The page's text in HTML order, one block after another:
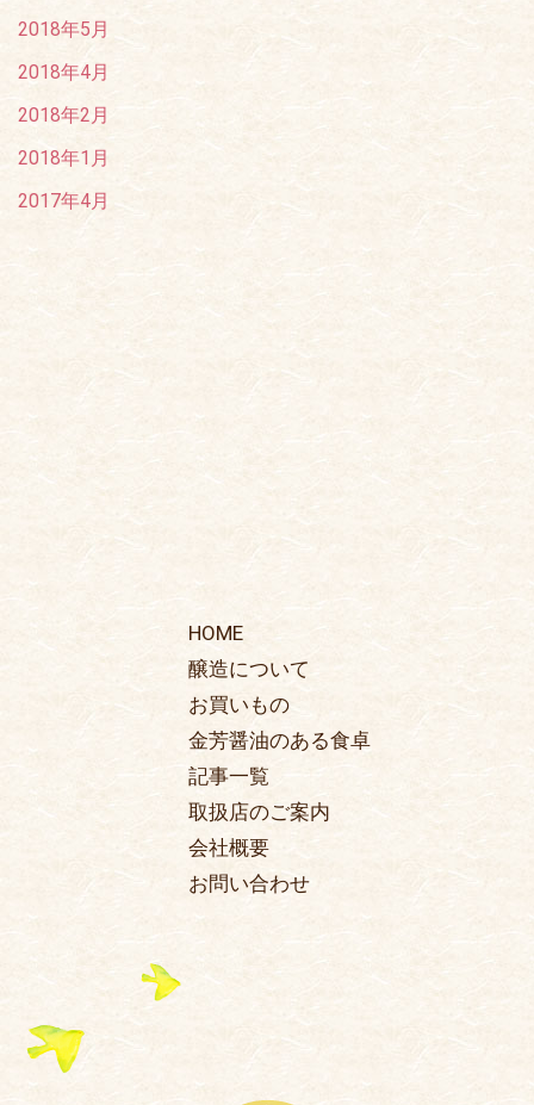
2018年5月
2018年4月
2018年2月
2018年1月
2017年4月
HOME
醸造について
お買いもの
金芳醤油のある食卓
記事一覧
取扱店のご案内
会社概要
お問い合わせ